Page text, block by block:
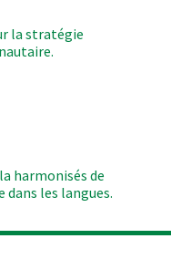
la stratégie
harmonisés de
les langues.